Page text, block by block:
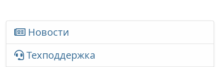
Новости
Техподдержка